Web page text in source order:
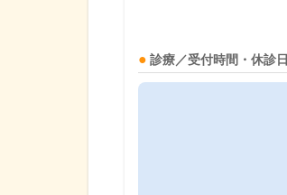
診療／受付時間・休診日